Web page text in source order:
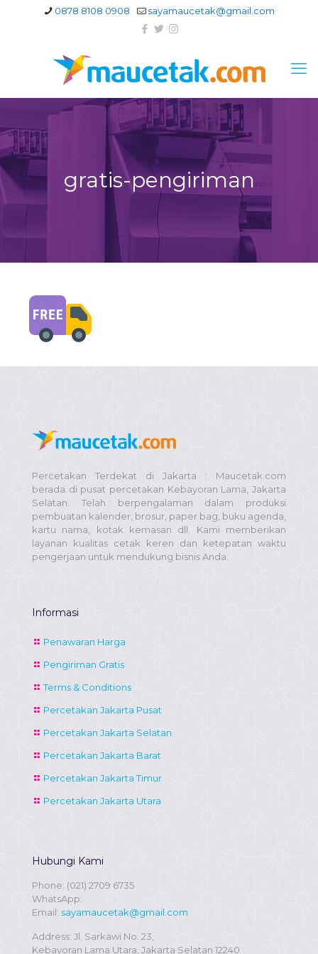
0878 8108 0908 sayamaucetak@gmail.com
gratis-pengiriman
Percetakan Terdekat di Jakarta : Maucetak.com
berada di pusat percetakan Kebayoran Lama, Jakarta
Selatan. Telah berpengalaman dalam produksi
pembuatan kalender, brosur, paper bag, buku agenda,
kartu nama, kotak kemasan dll. Kami memberikan
layanan kualitas cetak keren dan ketepatan waktu
pengerjaan untuk mendukung bisnis Anda.
Informasi
Penawaran Harga
Pengiriman Gratis
Terms & Conditions
Percetakan Jakarta Pusat
Percetakan Jakarta Selatan
Percetakan Jakarta Barat
Percetakan Jakarta Timur
Percetakan Jakarta Utara
Hubungi Kami
Phone: (021) 2709 6735
WhatsApp:
Email: sayamaucetak@gmail.com
Address: Jl. Sarkawi No. 23,
Kebayoran Lama Utara, Jakarta Selatan 12240